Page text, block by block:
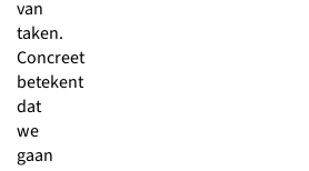
van
taken.
Concreet
betekent
dat
we
gaan